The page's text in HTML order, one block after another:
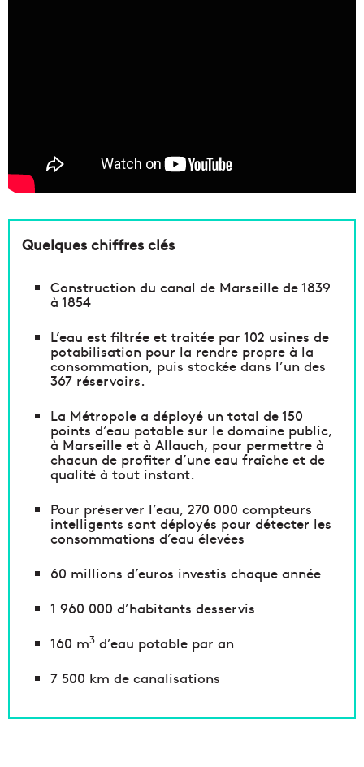
Quelques chiffres clés
Construction du canal de Marseille de 1839
à 1854
L’eau est filtrée et traitée par 102 usines de
potabilisation pour la rendre propre à la
consommation, puis stockée dans l’un des
367 réservoirs.
La Métropole a déployé un total de 150
points d’eau potable sur le domaine public,
à Marseille et à Allauch, pour permettre à
chacun de profiter d’une eau fraîche et de
qualité à tout instant.
Pour préserver l’eau, 270 000 compteurs
intelligents sont déployés pour détecter les
consommations d’eau élevées
60 millions d’euros investis chaque année
1 960 000 d’habitants desservis
160 m3 d’eau potable par an
7 500 km de canalisations